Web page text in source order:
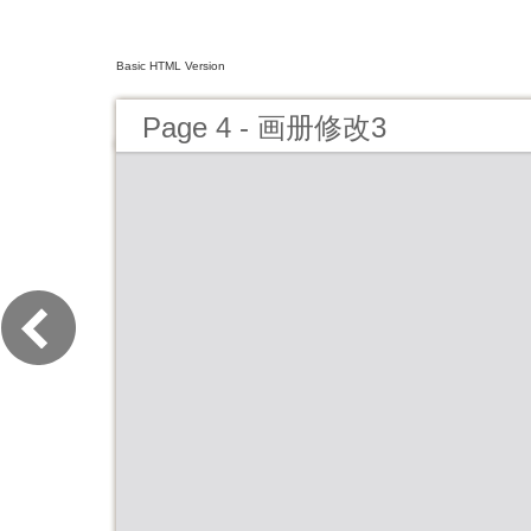
Basic HTML Version
Page 4 - 画册修改3